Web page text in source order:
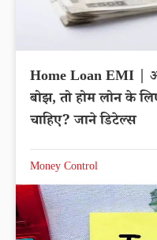
Home Loan EMI |
बोझ, तो होम लोन के
चाहिए? जाने डिटेल्स
Money Control